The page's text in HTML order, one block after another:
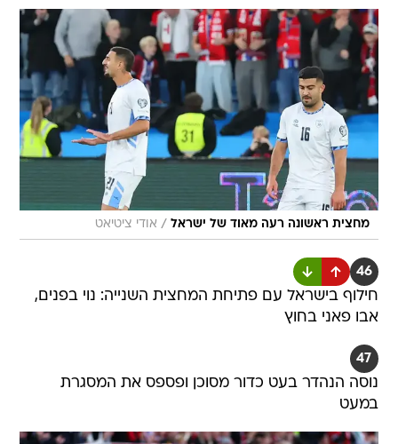
מחצית ראשונה רעה מאוד של ישראל / אודי ציטיאט
46
חילוף בישראל עם פתיחת המחצית השנייה: נוי בפנים,
אבו פאני בחוץ
47
נוסה הנהדר בעט כדור מסוכן ופספס את המסגרת
במעט